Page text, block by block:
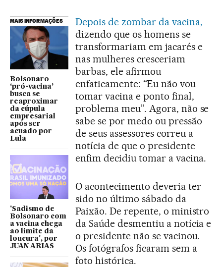
MAIS INFORMAÇÕES
Bolsonaro
‘pró-vacina’
busca se
reaproximar
da cúpula
empresarial
após ser
acuado por
Lula
'Sadismo de
Bolsonaro com
a vacina chega
ao limite da
loucura', por
JUAN ARIAS
Depois de zombar da vacina,
dizendo que os homens se
transformariam em jacarés e
nas mulheres cresceriam
barbas, ele afirmou
enfaticamente: “Eu não vou
tomar vacina e ponto final,
problema meu”. Agora, não se
sabe se por medo ou pressão
de seus assessores correu a
notícia de que o presidente
enfim decidiu tomar a vacina.
O acontecimento deveria ter
sido no último sábado da
Paixão. De repente, o ministro
da Saúde desmentiu a notícia e
o presidente não se vacinou.
Os fotógrafos ficaram sem a
foto histórica.